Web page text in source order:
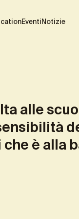
EventiNotizie
alle
è alla